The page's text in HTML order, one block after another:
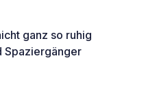
ganz so ruhig
Spaziergänger